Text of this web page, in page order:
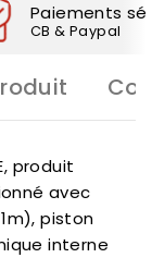
Paiements
CB & Paypal
produit
avec
piston
interne